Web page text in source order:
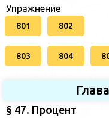
Упражнение
801 802
803 804
§ 47. Процент